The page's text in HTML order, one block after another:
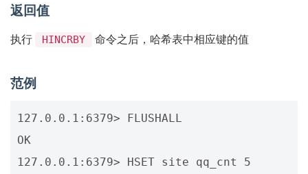
返回值
执行 HINCRBY 命令之后，哈希表中相应键的值
范例
127.0.0.1:6379> FLUSHALL
OK
127.0.0.1:6379> HSET site qq_cnt 5